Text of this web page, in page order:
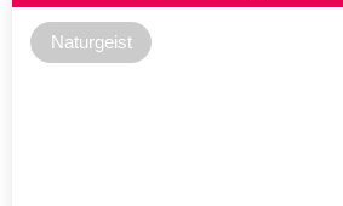
Naturgeist